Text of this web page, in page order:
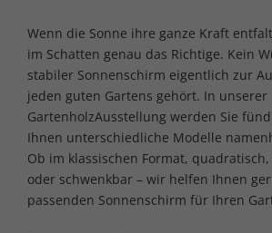
Wenn die Sonne ihre ganze Kraft
im Schatten genau das Richtige. Kein
stabiler Sonnenschirm eigentlich zur
jeden guten Gartens gehört. In unserer
GartenholzAusstellung werden Sie
Ihnen unterschiedliche Modelle
Ob im klassischen Format,
oder schwenkbar – wir helfen Ihnen
passenden Sonnenschirm für Ihren